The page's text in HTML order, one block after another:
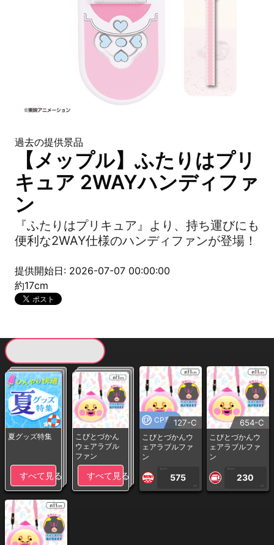
過去の提供景品
【メップル】ふたりはプリ
キュア 2WAYハンディファ
ン
『ふたりはプリキュア』より、持ち運びにも
便利な2WAY仕様のハンディファンが登場！
提供開始日: 2026-07-07 00:00:00
約17cm
夏グッズ特集
すべて見る
こびとづかん
ウェアラブル
ファン
すべて見る
CP専用127-C
こびとづかんウ
ェアラブルファ
ン
1PLAY
575
CP
654-C
こびとづかんウ
ェアラブルファ
ン
1PLAY
230
CP